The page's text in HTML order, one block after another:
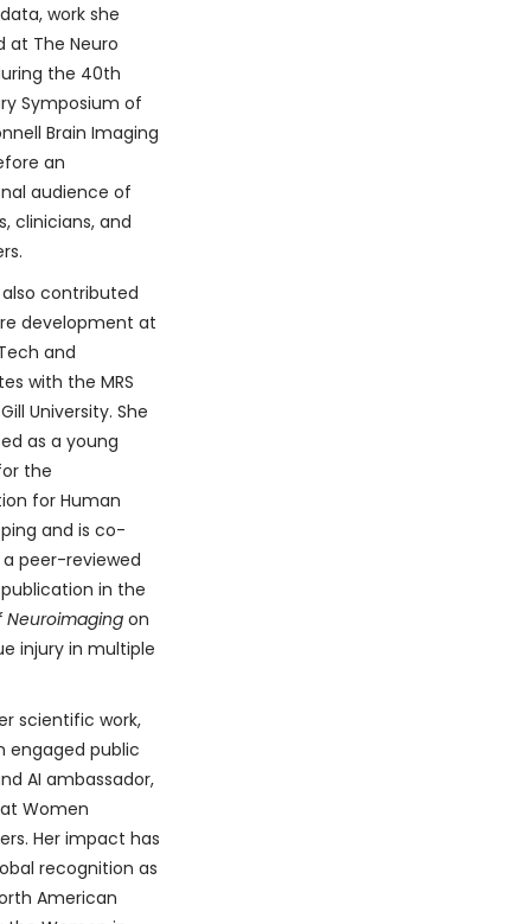
work she
at The Neuro
the 40th
Symposium of
Brain Imaging
an
audience of
clinicians, and
also contributed
development at
and
with the MRS
University. She
as a young
the
for Human
and is co-
peer-reviewed
in the
Neuroimagingon
injury in multiple
scientific work,
engaged public
AI ambassador,
Women
Her impact has
recognition as
American